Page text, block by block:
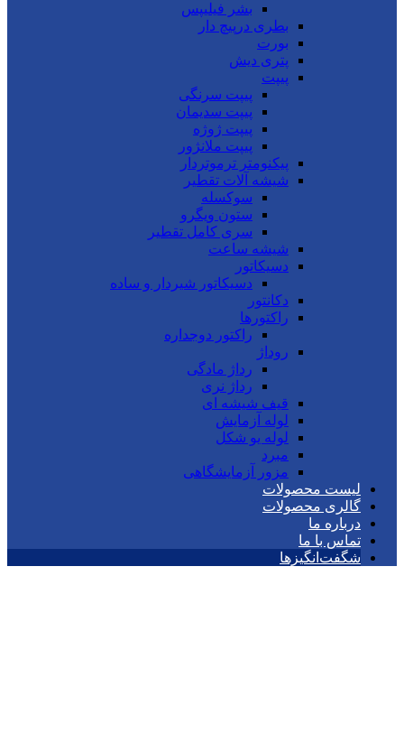
بشر فیلیپس
بطری درپیچ دار
بورت
پتری دیش
پیپت
پیپت سرنگی
پیپت سدیمان
پیپت ژوژه
پیپت ملانژور
پیکنومتر ترموتردار
شیشه آلات تقطیر
سوکسله
ستون ویگرو
سری کامل تقطیر
شیشه ساعت
دسیکاتور
دسیکاتور شیردار و ساده
دکانتور
راکتورها
راکتور دوجداره
روداژ
رداژ مادگی
رداژ نری
قیف شیشه ای
لوله آزمایش
لوله یو شکل
مبرد
مزور آزمایشگاهی
لیست محصولات
گالری محصولات
درباره ما
تماس با ما
شگفت‌انگیزها